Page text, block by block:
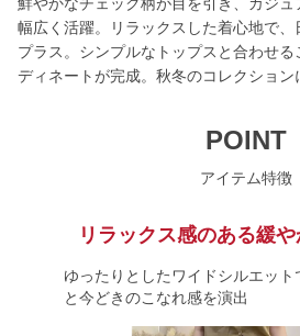
幅広く活躍。リラックスした着心地で
プラス。シンプルなトップスと合わせ
ディネートが完成。秋冬のコレクション
POINT
アイテム特徴
リラックス感のある緩
ゆったりとしたワイドシルエッ
と今どきのこなれ感を演出